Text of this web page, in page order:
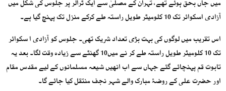
میں جاں بحق ہوئے تھے، تہران کے مصلیٰ سے ایک ٹرالر پر جلوس کی شکل میں
آزادی اسکوائر تک 10 کلومیٹر طویل راستہ طے کرکے منزل تک پہنچ گیا ہے۔
اس تقریب میں لوگوں کی بہت بڑی تعداد شریک تھی۔ جلوس کو آزادی ا سکوائر
تک 10 کلومیٹر طویل راستہ طے کر نے میں10 گھنٹے سے زیادہ وقت لگا۔ بعد یہ
تابوت قم پہنچائے گئے جہاں سے اب انھیں شیعہ مسلمانوں کے لیے مقدس مقام
اور حضرت علی کے روضۂ مبارک والے شہر نجف منتقل کیا جائے گا۔